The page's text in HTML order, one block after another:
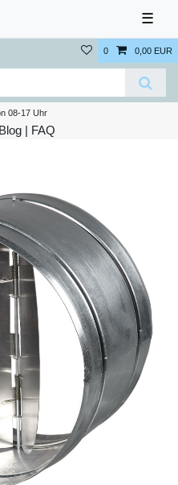
☰
0 0,00 EUR
08-17 Uhr
Blog | FAQ